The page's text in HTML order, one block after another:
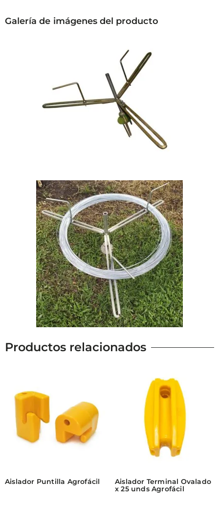
Galería de imágenes del producto
Productos relacionados
Aislador Puntilla Agrofácil
Aislador Terminal Ovalado
x 25 unds Agrofácil